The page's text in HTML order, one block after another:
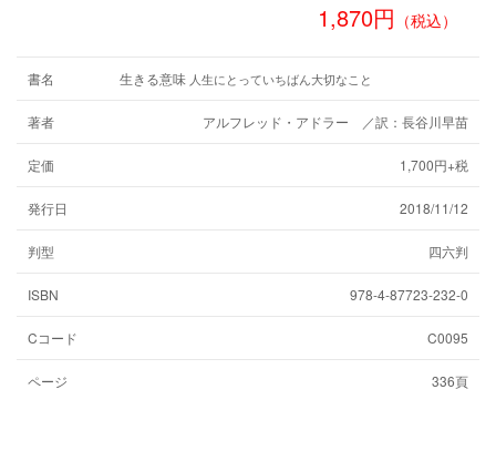
1,870円 （税込）
書名 生きる意味 人生にとっていちばん大切なこと
著者 アルフレッド・アドラー ／訳：長谷川早苗
定価 1,700円+税
発行日 2018/11/12
判型 四六判
ISBN 978-4-87723-232-0
Cコード C0095
ページ 336頁